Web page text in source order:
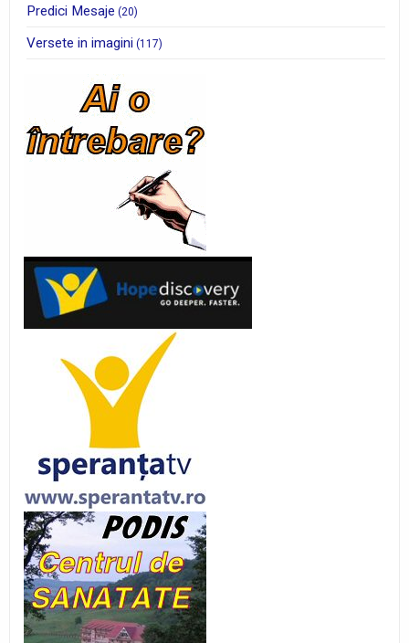
Predici Mesaje (20)
Versete in imagini (117)